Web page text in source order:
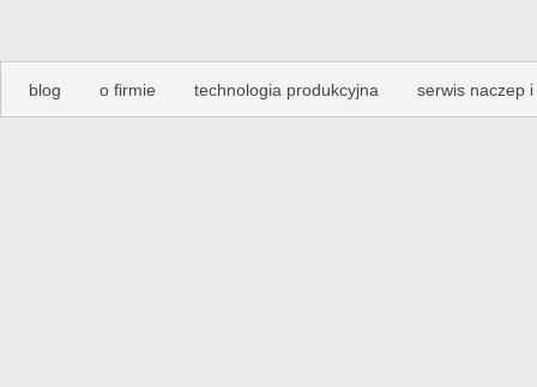
blog o firmie technologia produkcyjna serwis naczep